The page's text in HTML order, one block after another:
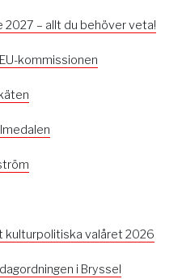
2027 – allt du behöver veta!
kommissionen
kulturpolitiska valåret 2026
i Bryssel